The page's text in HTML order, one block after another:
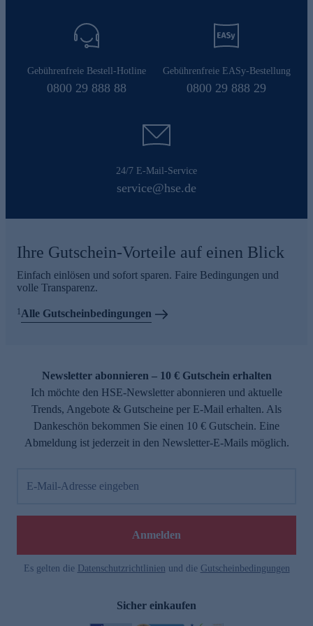
Gebührenfreie Bestell-Hotline
0800 29 888 88
Gebührenfreie EASy-Bestellung
0800 29 888 29
24/7 E-Mail-Service
service@hse.de
Ihre Gutschein-Vorteile auf einen Blick
Einfach einlösen und sofort sparen. Faire Bedingungen und
volle Transparenz.
1 Alle Gutscheinbedingungen
Newsletter abonnieren – 10 € Gutschein erhalten
Ich möchte den HSE-Newsletter abonnieren und aktuelle
Trends, Angebote & Gutscheine per E-Mail erhalten. Als
Dankeschön bekommen Sie einen 10 € Gutschein. Eine
Abmeldung ist jederzeit in den Newsletter-E-Mails möglich.
E-Mail-Adresse eingeben
Anmelden
Es gelten die Datenschutzrichtlinien und die Gutscheinbedingungen
Sicher einkaufen